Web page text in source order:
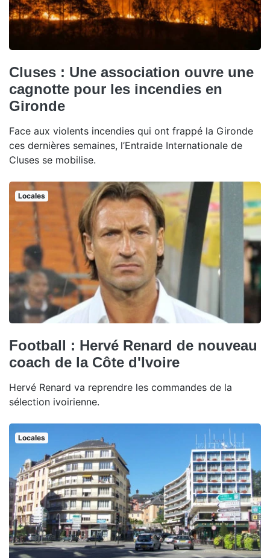
Cluses : Une association ouvre une
cagnotte pour les incendies en
Gironde
Face aux violents incendies qui ont frappé la Gironde
ces dernières semaines, l’Entraide Internationale de
Cluses se mobilise.
Locales
Football : Hervé Renard de nouveau
coach de la Côte d'Ivoire
Hervé Renard va reprendre les commandes de la
sélection ivoirienne.
Locales